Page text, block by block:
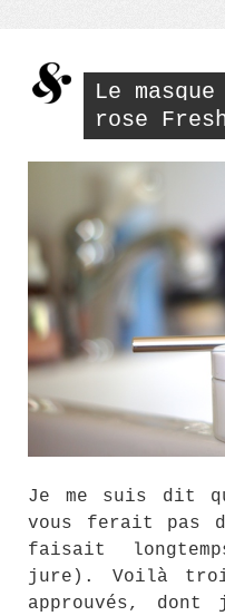
Le
rose
Je me suis dit
vous ferait pas
faisait
jure). Voilà
approuvés, dont